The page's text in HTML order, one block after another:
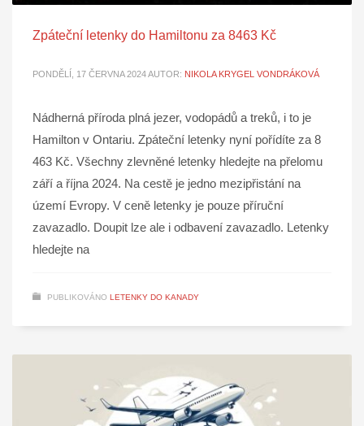
Zpáteční letenky do Hamiltonu za 8463 Kč
PONDĚLÍ, 17 ČERVNA 2024AUTOR: NIKOLA KRYGEL VONDRÁKOVÁ
Nádherná příroda plná jezer, vodopádů a treků, i to je
Hamilton v Ontariu. Zpáteční letenky nyní pořídíte za 8
463 Kč. Všechny zlevněné letenky hledejte na přelomu
září a října 2024. Na cestě je jedno mezipřistání na
území Evropy. V ceně letenky je pouze příruční
zavazadlo. Doupit lze ale i odbavení zavazadlo. Letenky
hledejte na
PUBLIKOVÁNO LETENKY DO KANADY